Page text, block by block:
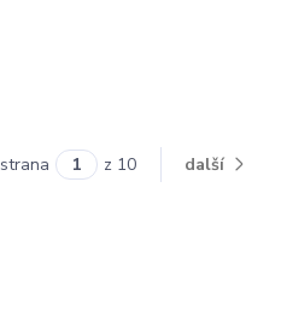
strana z 10 další